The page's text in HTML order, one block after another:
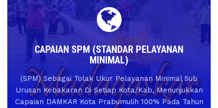
CAPAIAN SPM (STANDAR PELAYANAN
MINIMAL)
(SPM) Sebagai Tolak Ukur Pelayanan Minimal Sub
Urusan Kebakaran Di Setiap Kota/Kab, Menunjukkan
Capaian DAMKAR Kota Prabumulih 100% Pada Tahun